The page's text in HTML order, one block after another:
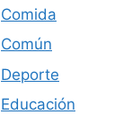
Comida
Común
Deporte
Educación